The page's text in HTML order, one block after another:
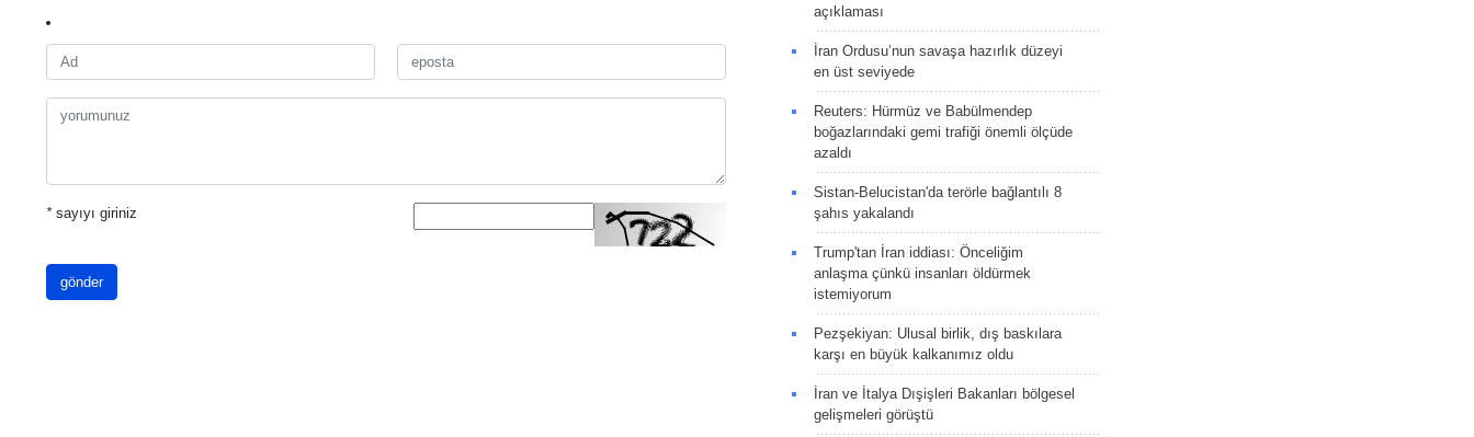
*sayıyı giriniz
gönder
açıklaması
İran Ordusu’nun savaşa hazırlık düzeyi
en üst seviyede
Reuters: Hürmüz ve Babülmendep
boğazlarındaki gemi trafiği önemli ölçüde
azaldı
Sistan-Belucistan'da terörle bağlantılı 8
şahıs yakalandı
Trump'tan İran iddiası: Önceliğim
anlaşma çünkü insanları öldürmek
istemiyorum
Pezşekiyan: Ulusal birlik, dış baskılara
karşı en büyük kalkanımız oldu
İran ve İtalya Dışişleri Bakanları bölgesel
gelişmeleri görüştü